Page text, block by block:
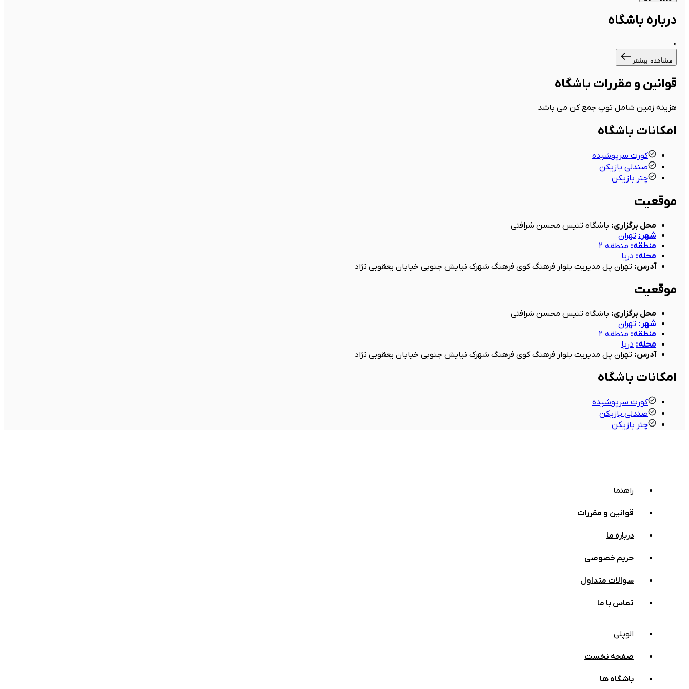
درباره باشگاه
0
مشاهده بیشتر
قوانین و مقررات باشگاه
هزینه زمین شامل توپ جمع کن می باشد
امکانات باشگاه
کورت سرپوشیده
صندلی بازیکن
چتر بازیکن
موقعیت
محل برگزاری: باشگاه تنیس محسن شرافتی
شهر : تهران
منطقه: منطقه ۲
محله: دریا
آدرس: تهران پل مدیریت بلوار فرهنگ کوی فرهنگ شهرک نیایش جنوبی خیابان یعقوبی نژاد
موقعیت
محل برگزاری: باشگاه تنیس محسن شرافتی
شهر : تهران
منطقه: منطقه ۲
محله: دریا
آدرس: تهران پل مدیریت بلوار فرهنگ کوی فرهنگ شهرک نیایش جنوبی خیابان یعقوبی نژاد
امکانات باشگاه
کورت سرپوشیده
صندلی بازیکن
چتر بازیکن
راهنما
قوانین و مقررات
درباره ما
حریم خصوصی
سوالات متداول
تماس با ما
الوپلی
صفحه نخست
باشگاه ها